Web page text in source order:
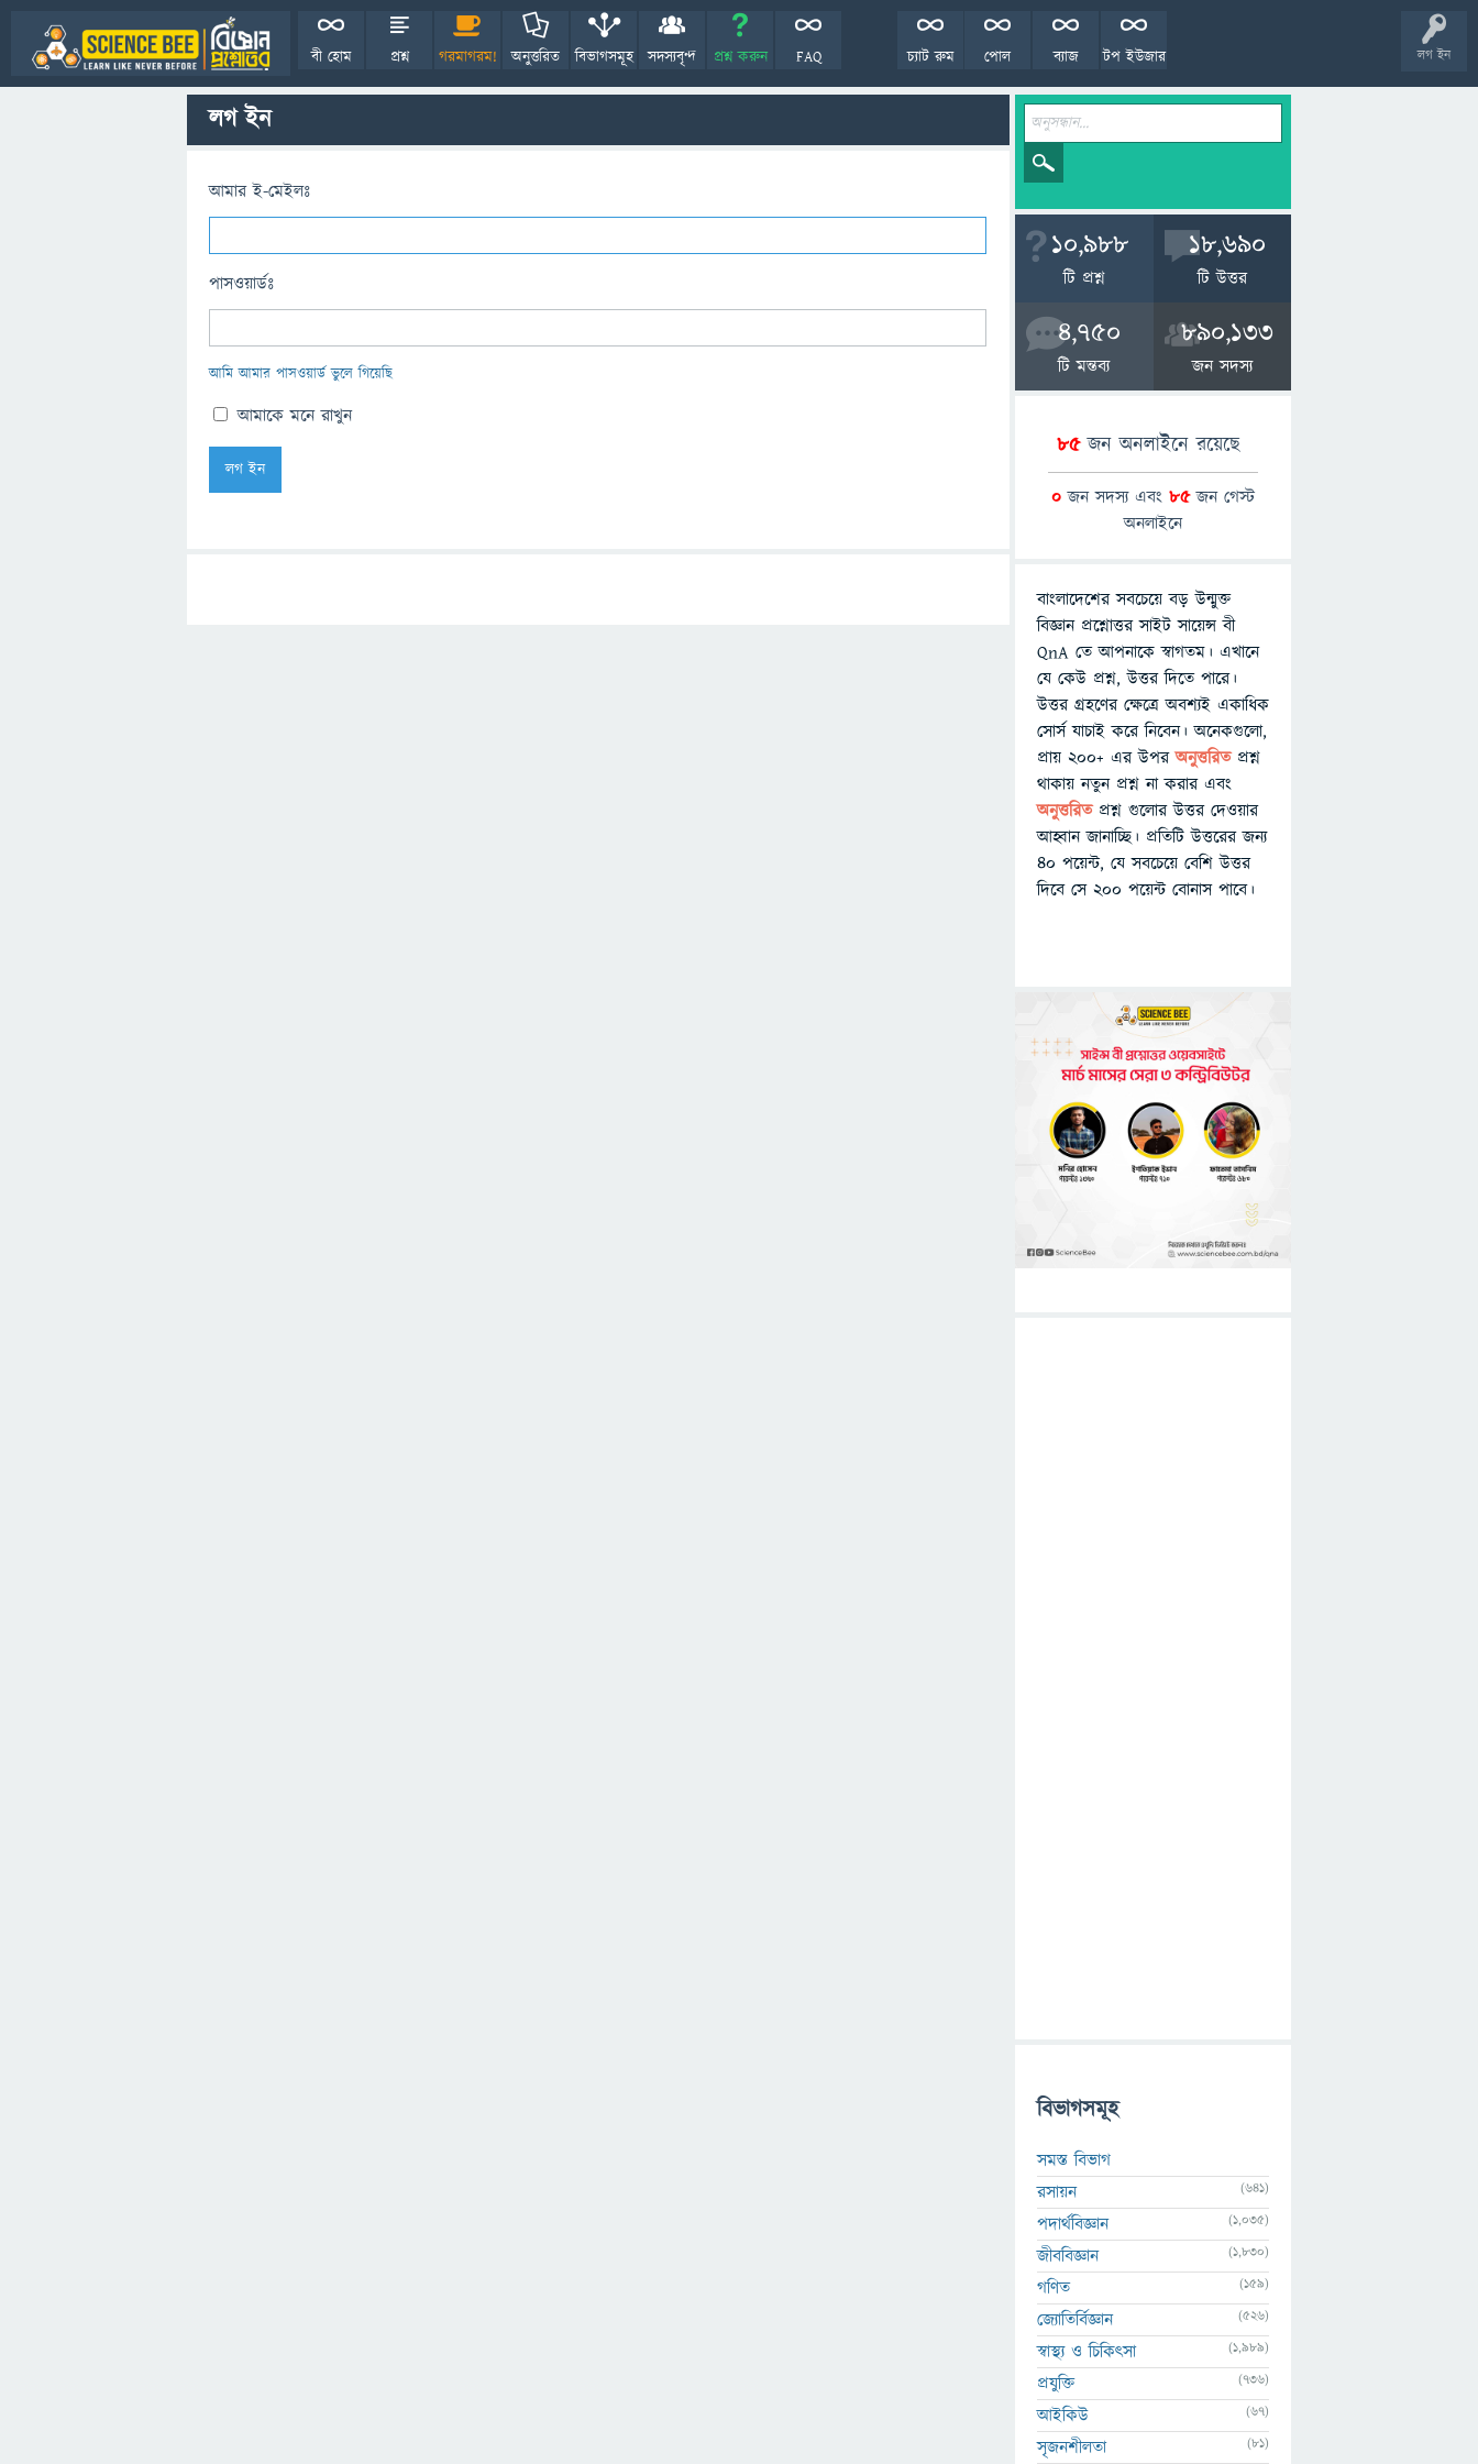
লগ ইন
বী হোম প্রশ্ন গরমাগরম! অনুত্তরিত বিভাগসমূহ সদস্যবৃন্দ প্রশ্ন করুন FAQ টপ ইউজার
ব্যাজ
পোল
চ্যাট রুম
লগ ইন
আমার ই-মেইলঃ
পাসওয়ার্ডঃ
আমি আমার পাসওয়ার্ড ভুলে গিয়েছি
আমাকে মনে রাখুন
10,988
টি প্রশ্ন
18,690
টি উত্তর
4,750
টি মন্তব্য
890,133
জন সদস্য
85জন অনলাইনে রয়েছে
0 জন সদস্য এবং 85জন গেস্ট
অনলাইনে
বাংলাদেশের সবচেয়ে বড় উন্মুক্ত
বিজ্ঞান প্রশ্নোত্তর সাইট সায়েন্স বী
QnA তে আপনাকে স্বাগতম। এখানে
যে কেউ প্রশ্ন, উত্তর দিতে পারে।
উত্তর গ্রহণের ক্ষেত্রে অবশ্যই একাধিক
সোর্স যাচাই করে নিবেন। অনেকগুলো,
প্রায় ২০০+ এর উপরঅনুত্তরিতপ্রশ্ন
থাকায় নতুন প্রশ্ন না করার এবং
অনুত্তরিত প্রশ্ন গুলোর উত্তর দেওয়ার
আহ্বান জানাচ্ছি। প্রতিটি উত্তরের জন্য
৪০ পয়েন্ট, যে সবচেয়ে বেশি উত্তর
দিবে সে ২০০ পয়েন্ট বোনাস পাবে।
বিভাগসমূহ
সমস্ত বিভাগ
রসায়ন
(641)
পদার্থবিজ্ঞান (1,035)
জীববিজ্ঞান (1,830)
গণিত (159)
জ্যোতির্বিজ্ঞান (526)
স্বাস্থ্য ও চিকিৎসা (1,989)
প্রযুক্তি (736)
আইকিউ (67)
সৃজনশীলতা (81)